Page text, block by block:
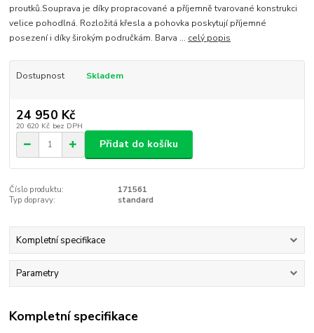
proutků.Souprava je díky propracované a příjemně tvarované konstrukci
velice pohodlná. Rozložitá křesla a pohovka poskytují příjemné
posezení i díky širokým područkám. Barva ... celý popis
Dostupnost Skladem
24 950 Kč
20 620 Kč bez DPH
Přidat do košíku
Číslo produktu:
171561
Typ dopravy:
standard
Kompletní specifikace
Parametry
Kompletní specifikace